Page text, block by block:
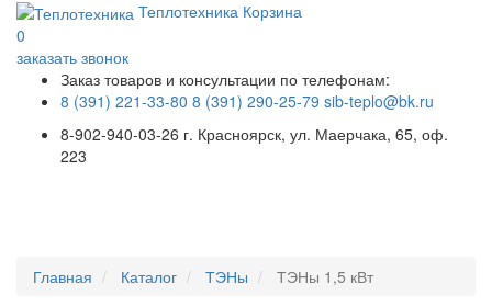
Теплотехника Корзина
0
заказать звонок
Заказ товаров и консультации по телефонам:
8 (391) 221-33-80 8 (391) 290-25-79 sib-teplo@bk.ru
8-902-940-03-26 г. Красноярск, ул. Маерчака, 65, оф.
223
Главная Каталог ТЭНы ТЭНы 1,5 кВт